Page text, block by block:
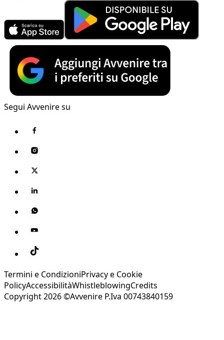
Segui Avvenire su
Termini e CondizioniPrivacy e Cookie
PolicyAccessibilitàWhistleblowingCredits
Copyright 2026 ©Avvenire P.Iva 00743840159